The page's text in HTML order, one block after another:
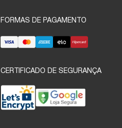
FORMAS DE PAGAMENTO
CERTIFICADO DE SEGURANÇA